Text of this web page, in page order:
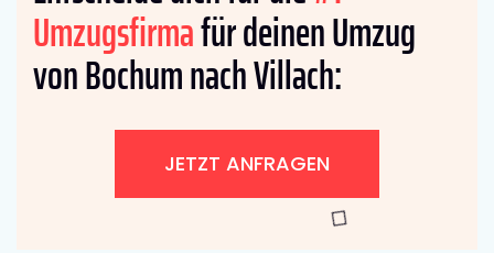
Umzugsfirmafür deinen Umzug
von Bochum nach Villach:
JETZT ANFRAGEN